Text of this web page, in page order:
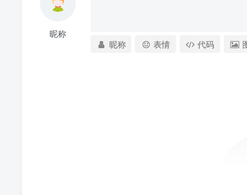
昵称
昵称 表情 代码